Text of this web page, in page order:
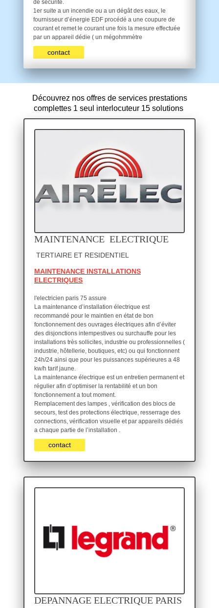
de sécurité.
1er suite a un incendie ou a un dégât des eaux, le
fournisseur d’énergie EDF procédé a une coupure de
courant et remet le courant une fois la mesure effectuée
par un appareil dédie ( un mégohmmètre
contact
Découvrez nos offres de services prestations
complettes 1 seul interlocuteur 15 solutions
MAINTENANCE ELECTRIQUE
TERTIAIRE ET RESIDENTIEL
MAINTENANCE INSTALLATIONS
ELECTRIQUES
l'electricien paris 75 assure
La maintenance d’installation électrique est
recommandé pour le maintien en état de bon
fonctionnement des ouvrages électriques afin d’éviter
des disjonctions intempestives ou surchauffe pour les
installations très sollicites, industrie ou professionnelles (
industrie, hôtellerie, boutiques, etc) ou qui fonctionnent
24h/24 ainsi que pour les puissances supérieures a 48
kw/h tarif jaune.
La maintenance électrique est un entretien permanent et
régulier afin d’optimiser la rentabilité et un bon
fonctionnement a tout moment.
Remplacement des lampes , vérification des blocs de
secours, test des protections électrique, resserrage des
connections, vérification visuelle et par appareils dédiés
a chaque partie de l’installation .
contact
DEPANNAGE ELECTRIQUE PARIS